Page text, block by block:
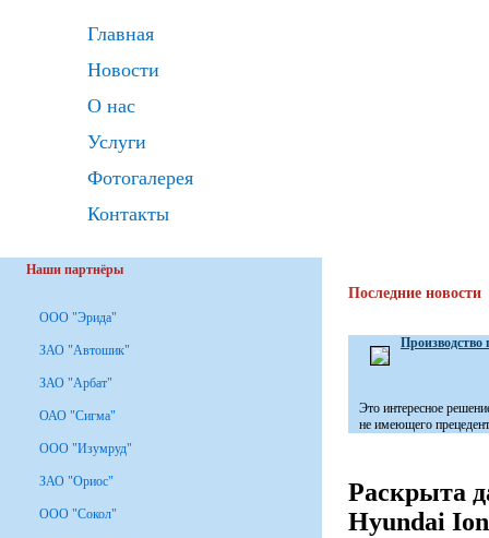
Главная
Новости
О нас
Услуги
Фотогалерея
Контакты
Наши партнёры
ООО "Эрида"
ЗАО "Автошик"
ЗАО "Арбат"
ОАО "Сигма"
ООО "Изумруд"
ЗАО "Ориос"
ООО "Сокол"
Последние новости
Производство
Это интересное
не имеющего
Раскрыта
Hyundai